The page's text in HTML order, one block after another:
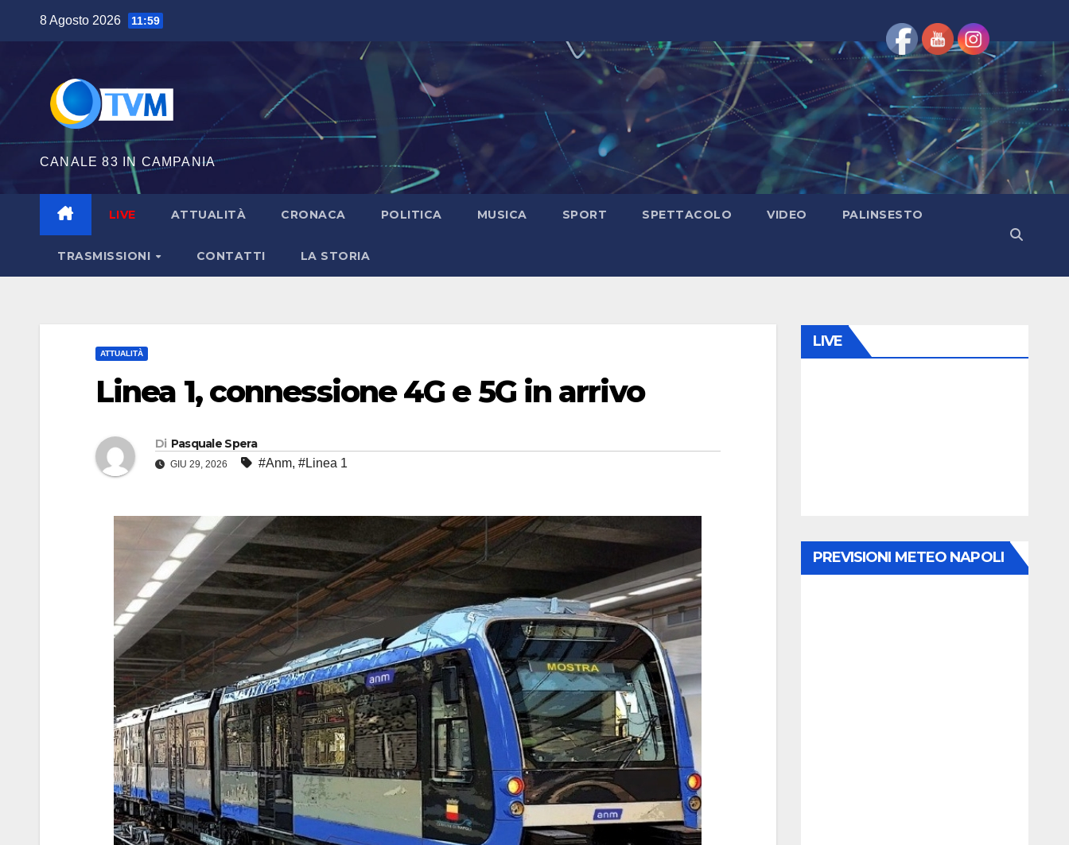
contenuto
8 Agosto 2026 11:59
CANALE 83 IN CAMPANIA
LIVE ATTUALITÀ CRONACA POLITICA MUSICA SPORT SPETTACOLO VIDEO PALINSESTO
TRASMISSIONI CONTATTI LA STORIA
ATTUALITÀ
Linea 1, connessione 4G e 5G in arrivo
Di Pasquale Spera
GIU 29, 2026 #Anm, #Linea 1
LIVE
PREVISIONI METEO NAPOLI